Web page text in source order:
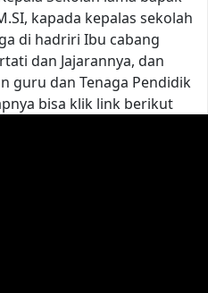
kapada kepalas sekolah
di hadriri Ibu cabang
dan Jajarannya, dan
guru dan Tenaga Pendidik
bisa klik link berikut